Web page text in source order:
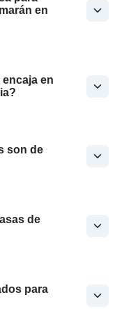
en
en
son de
de
para